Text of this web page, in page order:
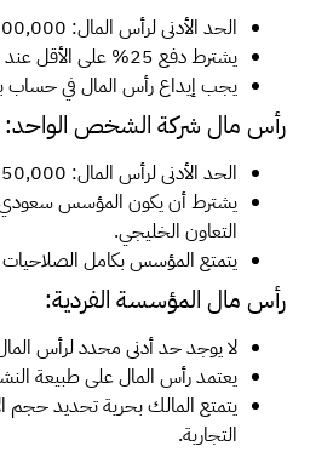
الحد الأدنى لرأس المال: 500,000 ريال سعودي.
يشترط دفع 25% على الأقل عند التأسيس.
يجب إيداع رأس المال في حساب
رأس مال شركة الشخص الواحد:
الحد الأدنى لرأس المال: 250,000 ريال سعودي.
يشترط أن يكون المؤسس
التعاون الخليجي.
يتمتع المؤسس بكامل الصلاحيات
رأس مال المؤسسة الفردية:
لا يوجد حد أدنى محدد لرأس
يعتمد رأس المال على طبيعة
يتمتع المالك بحرية تحديد
التجارية.